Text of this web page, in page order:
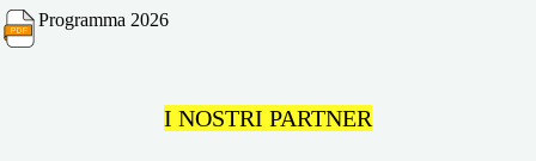
Programma 2026
I NOSTRI PARTNER